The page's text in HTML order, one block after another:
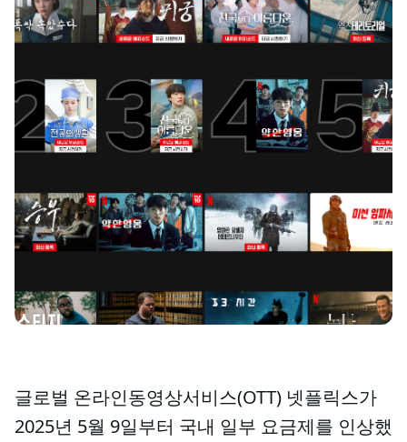
글로벌 온라인동영상서비스(OTT) 넷플릭스가
2025년 5월 9일부터 국내 일부 요금제를 인상했